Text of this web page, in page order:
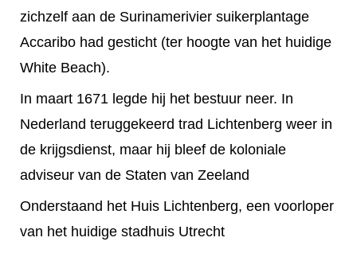
zichzelf aan de Surinamerivier suikerplantage
Accaribo had gesticht (ter hoogte van het huidige
White Beach).
In maart 1671 legde hij het bestuur neer. In
Nederland teruggekeerd trad Lichtenberg weer in
de krijgsdienst, maar hij bleef de koloniale
adviseur van de Staten van Zeeland
Onderstaand het Huis Lichtenberg, een voorloper
van het huidige stadhuis Utrecht